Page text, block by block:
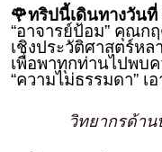
🌹ทริปนี้เดินทางวัน
“อาจารย์ป้อม” คุณก
เชิงประวัติศาสตร์ห
เพื่อพาทุกท่านไปพบ
“ความไม่ธรรมดา” เ
วิทยากรด้าน